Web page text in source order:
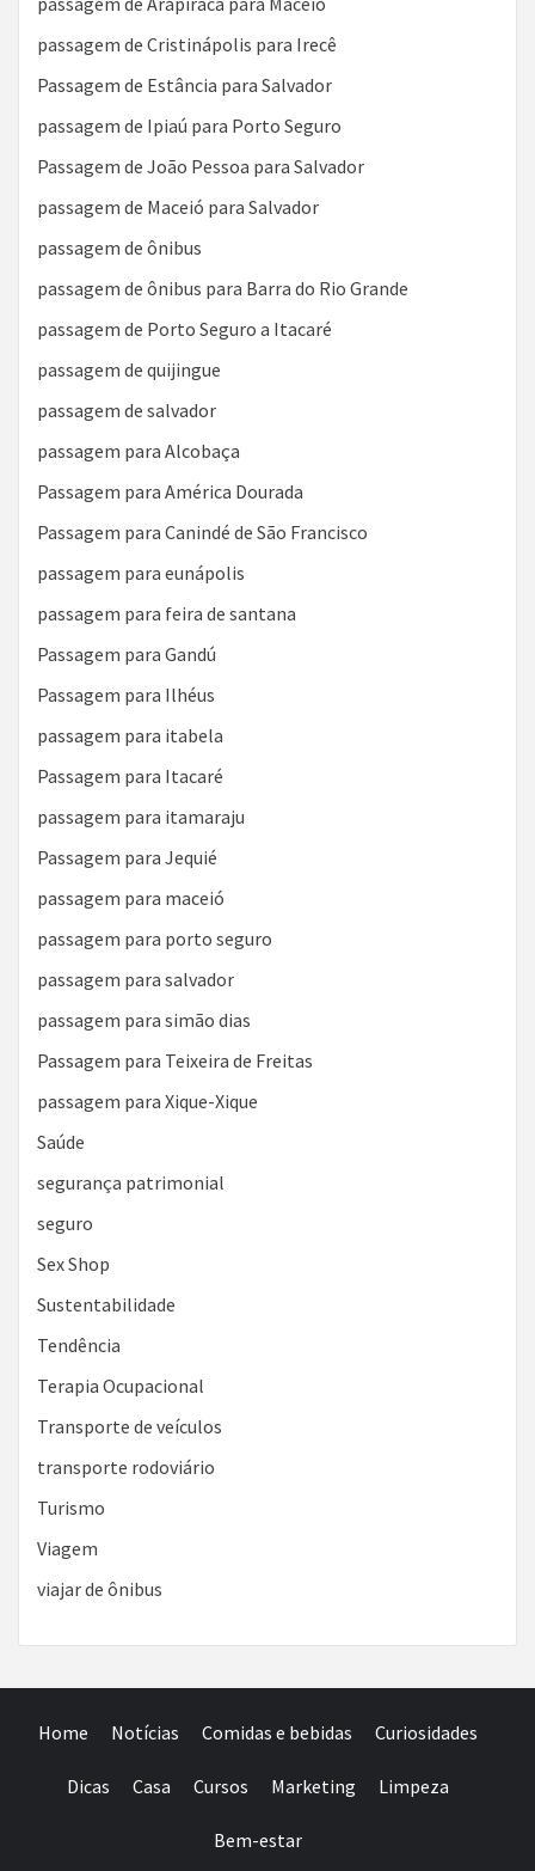
passagem de Cristinápolis para Irecê
Passagem de Estância para Salvador
passagem de Ipiaú para Porto Seguro
Passagem de João Pessoa para Salvador
passagem de Maceió para Salvador
passagem de ônibus
passagem de ônibus para Barra do Rio Grande
passagem de Porto Seguro a Itacaré
passagem de quijingue
passagem de salvador
passagem para Alcobaça
Passagem para América Dourada
Passagem para Canindé de São Francisco
passagem para eunápolis
passagem para feira de santana
Passagem para Gandú
Passagem para Ilhéus
passagem para itabela
Passagem para Itacaré
passagem para itamaraju
Passagem para Jequié
passagem para maceió
passagem para porto seguro
passagem para salvador
passagem para simão dias
Passagem para Teixeira de Freitas
passagem para Xique-Xique
Saúde
segurança patrimonial
seguro
Sex Shop
Sustentabilidade
Tendência
Terapia Ocupacional
Transporte de veículos
transporte rodoviário
Turismo
Viagem
viajar de ônibus
Home Notícias Comidas e bebidas Curiosidades
Dicas Casa Cursos Marketing Limpeza
Bem-estar